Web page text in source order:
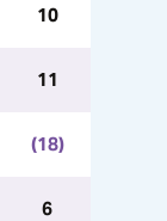
10
11
(18)
6